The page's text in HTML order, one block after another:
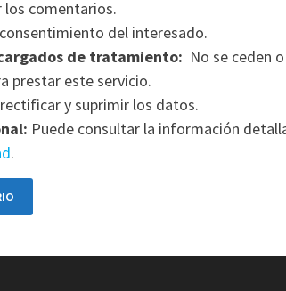
los comentarios.
del interesado.
de tratamiento: No se ceden
prestar este servicio.
y suprimir los datos.
Puede consultar la información
.